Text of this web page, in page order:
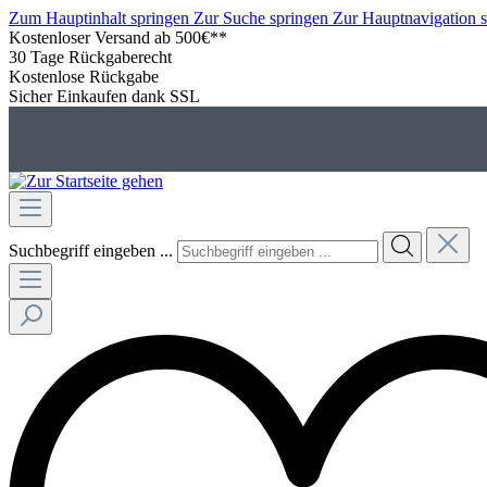
Zum Hauptinhalt springen Zur Suche springen Zur Hauptnavigation
Kostenloser Versand ab 500€**
30 Tage Rückgaberecht
Kostenlose Rückgabe
Sicher Einkaufen dank SSL
Suchbegriff eingeben ...